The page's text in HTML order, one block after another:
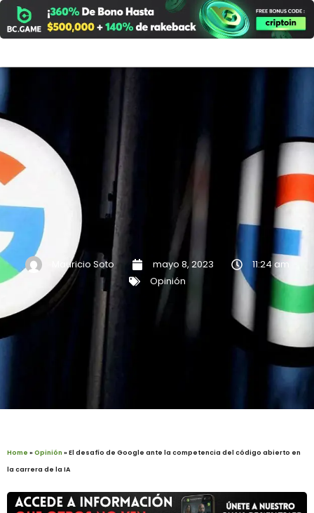
al
contenido
Mauricio Soto mayo 8, 2023
11:24 am
Opinión
Home »Opinión »El desafío de Google ante la competencia del código abierto en
la carrera de la IA